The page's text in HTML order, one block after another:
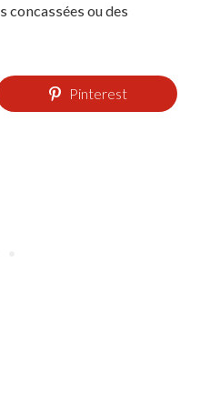
concassées ou des
Pinterest